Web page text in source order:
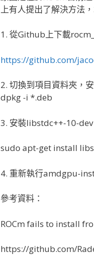
上有人提出了解決方法
1. 從Github上下載
https://github.com/
2. 切換到項目資料夾，
dpkg -i *.deb
3. 安裝libstdc++-10-dev
sudo apt-get install
4. 重新執行amdgpu-
參考資料：
ROCm fails to install
https://github.com/